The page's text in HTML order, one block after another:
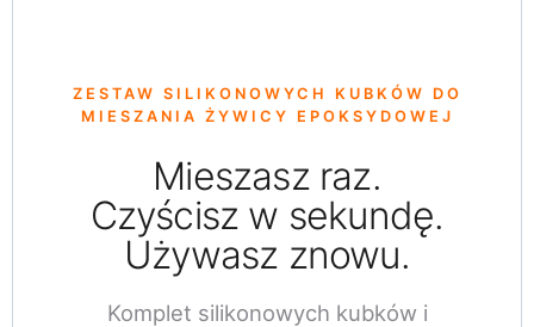
ZESTAW SILIKONOWYCH KUBKÓW DO
MIESZANIA ŻYWICY EPOKSYDOWEJ
Mieszasz raz.
Czyścisz w sekundę.
Używasz znowu.
Komplet silikonowych kubków i